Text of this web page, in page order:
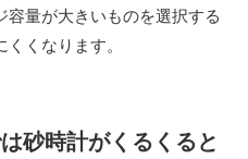
容量が大きいものを選択する
くなります。
砂時計がくるくると